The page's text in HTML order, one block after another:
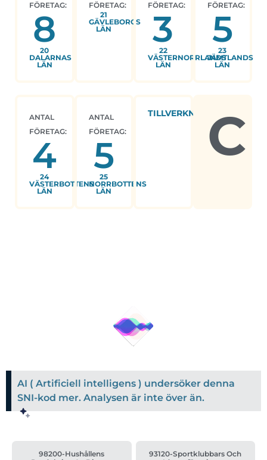
FÖRETAG:
8
20
DALARNAS
LÄN
FÖRETAG:
21
GÄVLEBORGS
LÄN
FÖRETAG:
3
22
VÄSTERNORRLANDS
LÄN
FÖRETAG:
5
23
JÄMTLANDS
LÄN
ANTAL
FÖRETAG:
4
24
VÄSTERBOTTENS
LÄN
ANTAL
FÖRETAG:
5
25
NORRBOTTENS
LÄN
TILLVERKNING C
AI ( Artificiell intelligens ) undersöker denna
SNI-kod mer. Analysen är inte över än.
98200-Hushållens
93120-Sportklubbars Och